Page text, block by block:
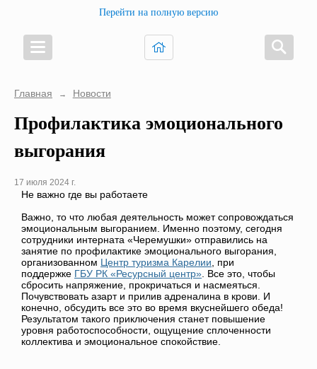
Перейти на полную версию
Главная → Новости
Профилактика эмоционального
выгорания
17 июля 2024 г.
Не важно где вы работаете
Важно, то что любая деятельность может сопровождаться
эмоциональным выгоранием. Именно поэтому, сегодня
сотрудники интерната «Черемушки» отправились на
занятие по профилактике эмоционального выгорания,
организованном Центр туризма Карелии, при
поддержке ГБУ РК «Ресурсный центр». Все это, чтобы
сбросить напряжение, прокричаться и насмеяться.
Почувствовать азарт и прилив адреналина в крови. И
конечно, обсудить все это во время вкуснейшего обеда!
Результатом такого приключения станет повышение
уровня работоспособности, ощущение сплоченности
коллектива и эмоциональное спокойствие.